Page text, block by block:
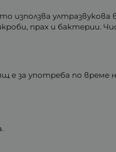
използва ултразвукова
прах и бактерии.
е за употреба по време